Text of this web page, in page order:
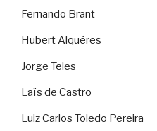
Fernando Brant
Hubert Alquéres
Jorge Teles
Laïs de Castro
Luiz Carlos Toledo Pereira